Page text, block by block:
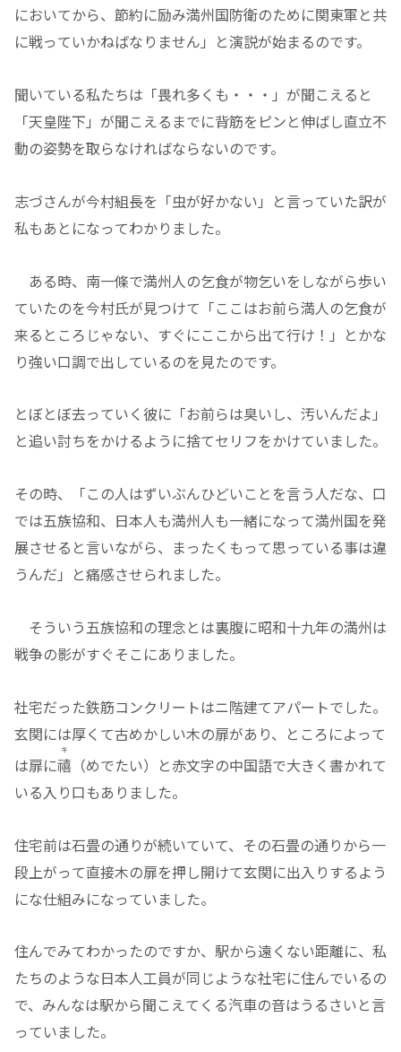
においてから、節約に励み満州国防衛のために関東軍と共
に戦っていかねばなりません」と演説が始まるのです。
聞いている私たちは「畏れ多くも・・・」が聞こえると
「天皇陛下」が聞こえるまでに背筋をピンと伸ばし直立不
動の姿勢を取らなければならないのです。
志づさんが今村組長を「虫が好かない」と言っていた訳が
私もあとになってわかりました。
ある時、南一條で満州人の乞食が物乞いをしながら歩い
ていたのを今村氏が見つけて「ここはお前ら満人の乞食が
来るところじゃない、すぐにここから出て行け！」とかな
り強い口調で出しているのを見たのです。
とぼとぼ去っていく彼に「お前らは臭いし、汚いんだよ」
と追い討ちをかけるように捨てセリフをかけていました。
その時、「この人はずいぶんひどいことを言う人だな、口
では五族協和、日本人も満州人も一緒になって満州国を発
展させると言いながら、まったくもって思っている事は違
うんだ」と痛感させられました。
そういう五族協和の理念とは裏腹に昭和十九年の満州は
戦争の影がすぐそこにありました。
社宅だった鉄筋コンクリートはニ階建てアパートでした。
玄関には厚くて古めかしい木の扉があり、ところによって
は扉に禧
キ
（めでたい）と赤文字の中国語で大きく書かれて
いる入り口もありました。
住宅前は石畳の通りが続いていて、その石畳の通りから一
段上がって直接木の扉を押し開けて玄関に出入りするよう
にな仕組みになっていました。
住んでみてわかったのですか、駅から遠くない距離に、私
たちのような日本人工員が同じような社宅に住んでいるの
で、みんなは駅から聞こえてくる汽車の音はうるさいと言
っていました。